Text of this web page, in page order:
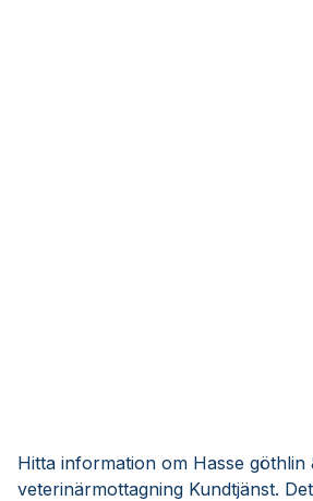
Hitta information om Hasse göthlin
veterinärmottagning Kundtjänst.